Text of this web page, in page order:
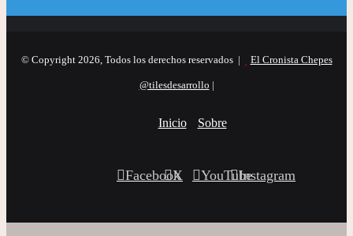
© Copyright 2026, Todos los derechos reservados | El Cronista Chepes
@tilesdesarrollo |
Inicio Sobre
Facebook
X YouTubeInstagram